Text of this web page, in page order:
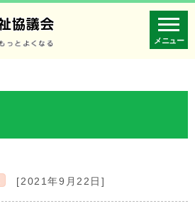
メニュー
[2021年9月22日]